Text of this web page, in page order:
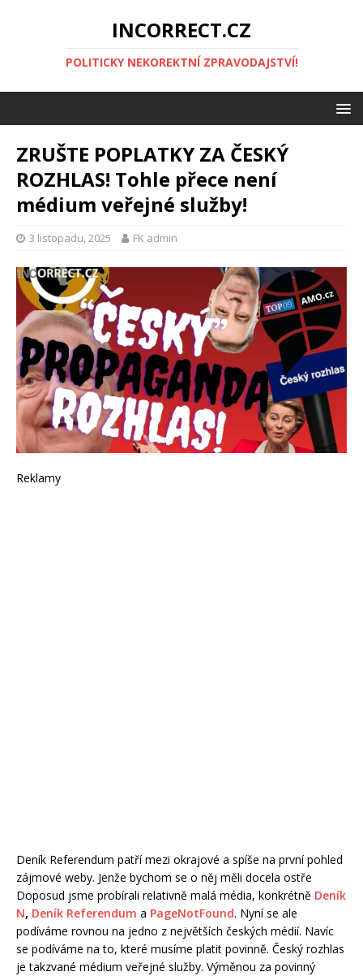
INCORRECT.CZ
POLITICKY NEKOREKTNÍ ZPRAVODAJSTVÍ!
ZRUŠTE POPLATKY ZA ČESKÝ
ROZHLAS! Tohle přece není
médium veřejné služby!
3 listopadu, 2025 FK admin
Reklamy
Deník Referendum patří mezi okrajové a spíše na první pohled
zájmové weby. Jenže bychom se o něj měli docela ostře
Doposud jsme probírali relativně malá média, konkrétně Deník
N, Deník Referendum a PageNotFound. Nyní se ale
podíváme rovnou na jedno z největších českých médií. Navíc
se podíváme na to, které musíme platit povinně. Český rozhlas
je takzvané médium veřejné služby. Výměnou za povinný